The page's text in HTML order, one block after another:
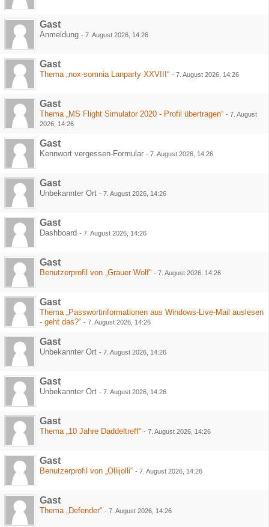
Gast
Anmeldung - 7. August 2026, 14:26
Gast
Thema „nox-somnia Lanparty XXVIII“ - 7. August 2026, 14:26
Gast
Thema „MS Flight Simulator 2020 - Profil übertragen“ - 7. August
2026, 14:26
Gast
Kennwort vergessen-Formular - 7. August 2026, 14:26
Gast
Unbekannter Ort - 7. August 2026, 14:26
Gast
Dashboard - 7. August 2026, 14:26
Gast
Benutzerprofil von „Grauer Wolf“ - 7. August 2026, 14:26
Gast
Thema „Passwortinformationen aus Windows-Live-Mail auslesen
- geht das?“ - 7. August 2026, 14:26
Gast
Unbekannter Ort - 7. August 2026, 14:26
Gast
Unbekannter Ort - 7. August 2026, 14:26
Gast
Thema „10 Jahre Daddeltreff“ - 7. August 2026, 14:26
Gast
Benutzerprofil von „Ollijolli“ - 7. August 2026, 14:26
Gast
Thema „Defender“ - 7. August 2026, 14:26